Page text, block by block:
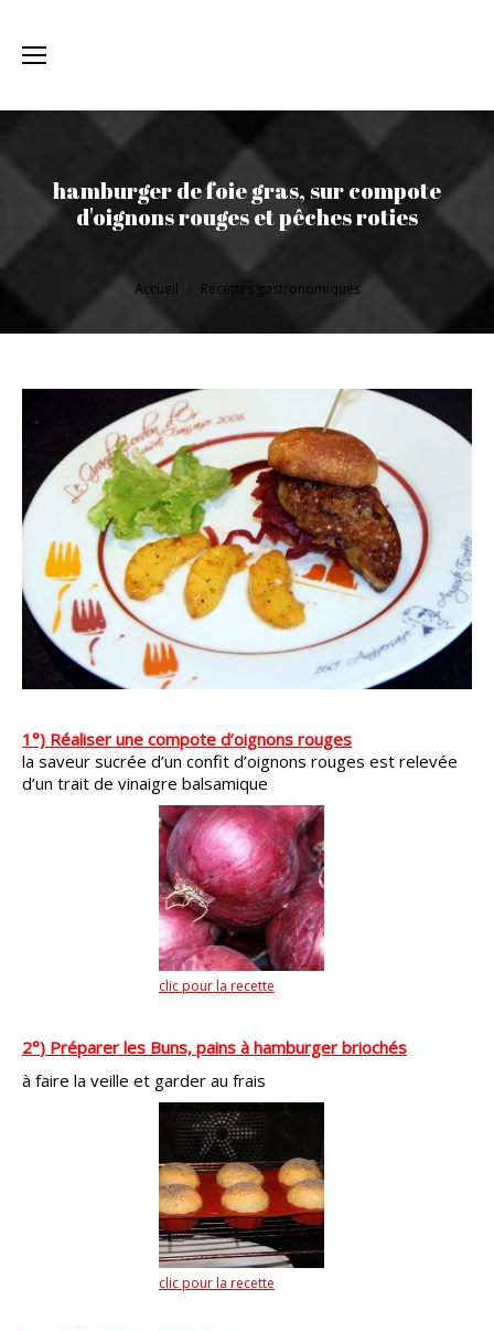
hamburger de foie gras, sur compote
d'oignons rouges et pêches roties
Vous êtes ici :Accueil Recettes gastronomiques
1°) Réaliser une compote d’oignons rouges
la saveur sucrée d’un confit d’oignons rouges est relevée
d’un trait de vinaigre balsamique
clic pour la recette
2°) Préparer les Buns, pains à hamburger briochés
à faire la veille et garder au frais
clic pour la recette